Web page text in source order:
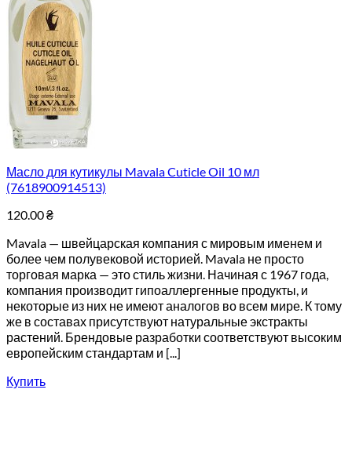
Масло для кутикулы Mavala Cuticle Oil 10 мл
(7618900914513)
120.00₴
Mavala — швейцарская компания с мировым именем и
более чем полувековой историей. Mavala не просто
торговая марка — это стиль жизни. Начиная с 1967 года,
компания производит гипоаллергенные продукты, и
некоторые из них не имеют аналогов во всем мире. К тому
же в составах присутствуют натуральные экстракты
растений. Брендовые разработки соответствуют высоким
европейским стандартам и [...]
Купить